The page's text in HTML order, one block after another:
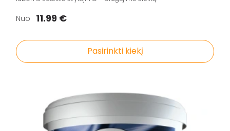
Nuo 11.99 €
Pasirinkti kiekį